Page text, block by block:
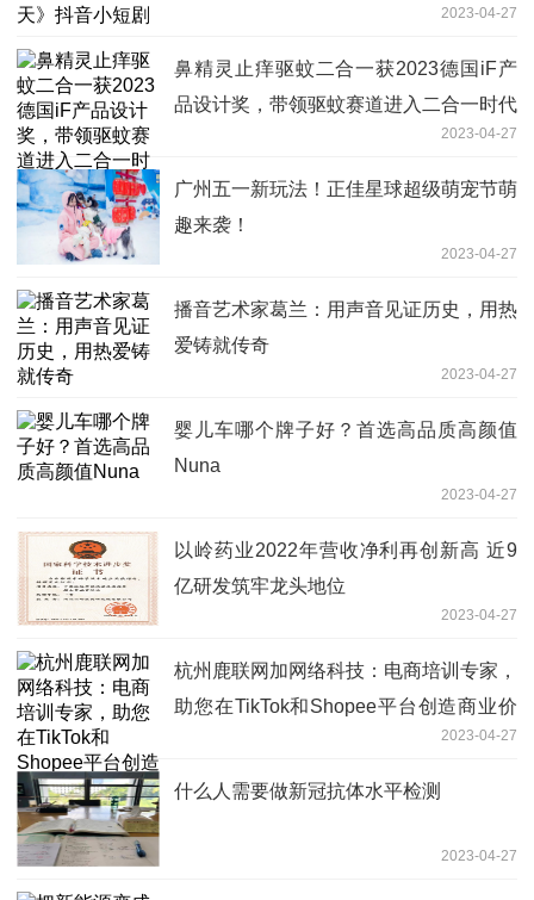
2023-04-27
鼻精灵止痒驱蚊二合一获2023德国iF产
品设计奖，带领驱蚊赛道进入二合一时代
2023-04-27
广州五一新玩法！正佳星球超级萌宠节萌
趣来袭！
2023-04-27
播音艺术家葛兰：用声音见证历史，用热
爱铸就传奇
2023-04-27
婴儿车哪个牌子好？首选高品质高颜值
Nuna
2023-04-27
以岭药业2022年营收净利再创新高 近9
亿研发筑牢龙头地位
2023-04-27
杭州鹿联网加网络科技：电商培训专家，
助您在TikTok和Shopee平台创造商业价
2023-04-27
什么人需要做新冠抗体水平检测
2023-04-27